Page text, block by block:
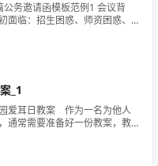
务邀请函模板范例1 会议背
面临：招生困惑、师资困惑、
又普遍面临三大主要问题：生
制、利润增长点更新。黄冈海
_1
爱耳日教案 作为一名为他人
通常需要准备好一份教案，教
纲领和行动方案。教案应该怎
整理的幼儿园爱耳日教案（精